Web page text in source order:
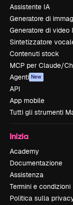
Assistente IA
Generatore di
Generatore di video
Sintetizzatore
Contenuti stock
MCP per Claude/
Agenti New
API
App mobile
Tutti gli strumenti
Inizia
Academy
Documentazione
Assistenza
Termini e condizioni
Politica sulla